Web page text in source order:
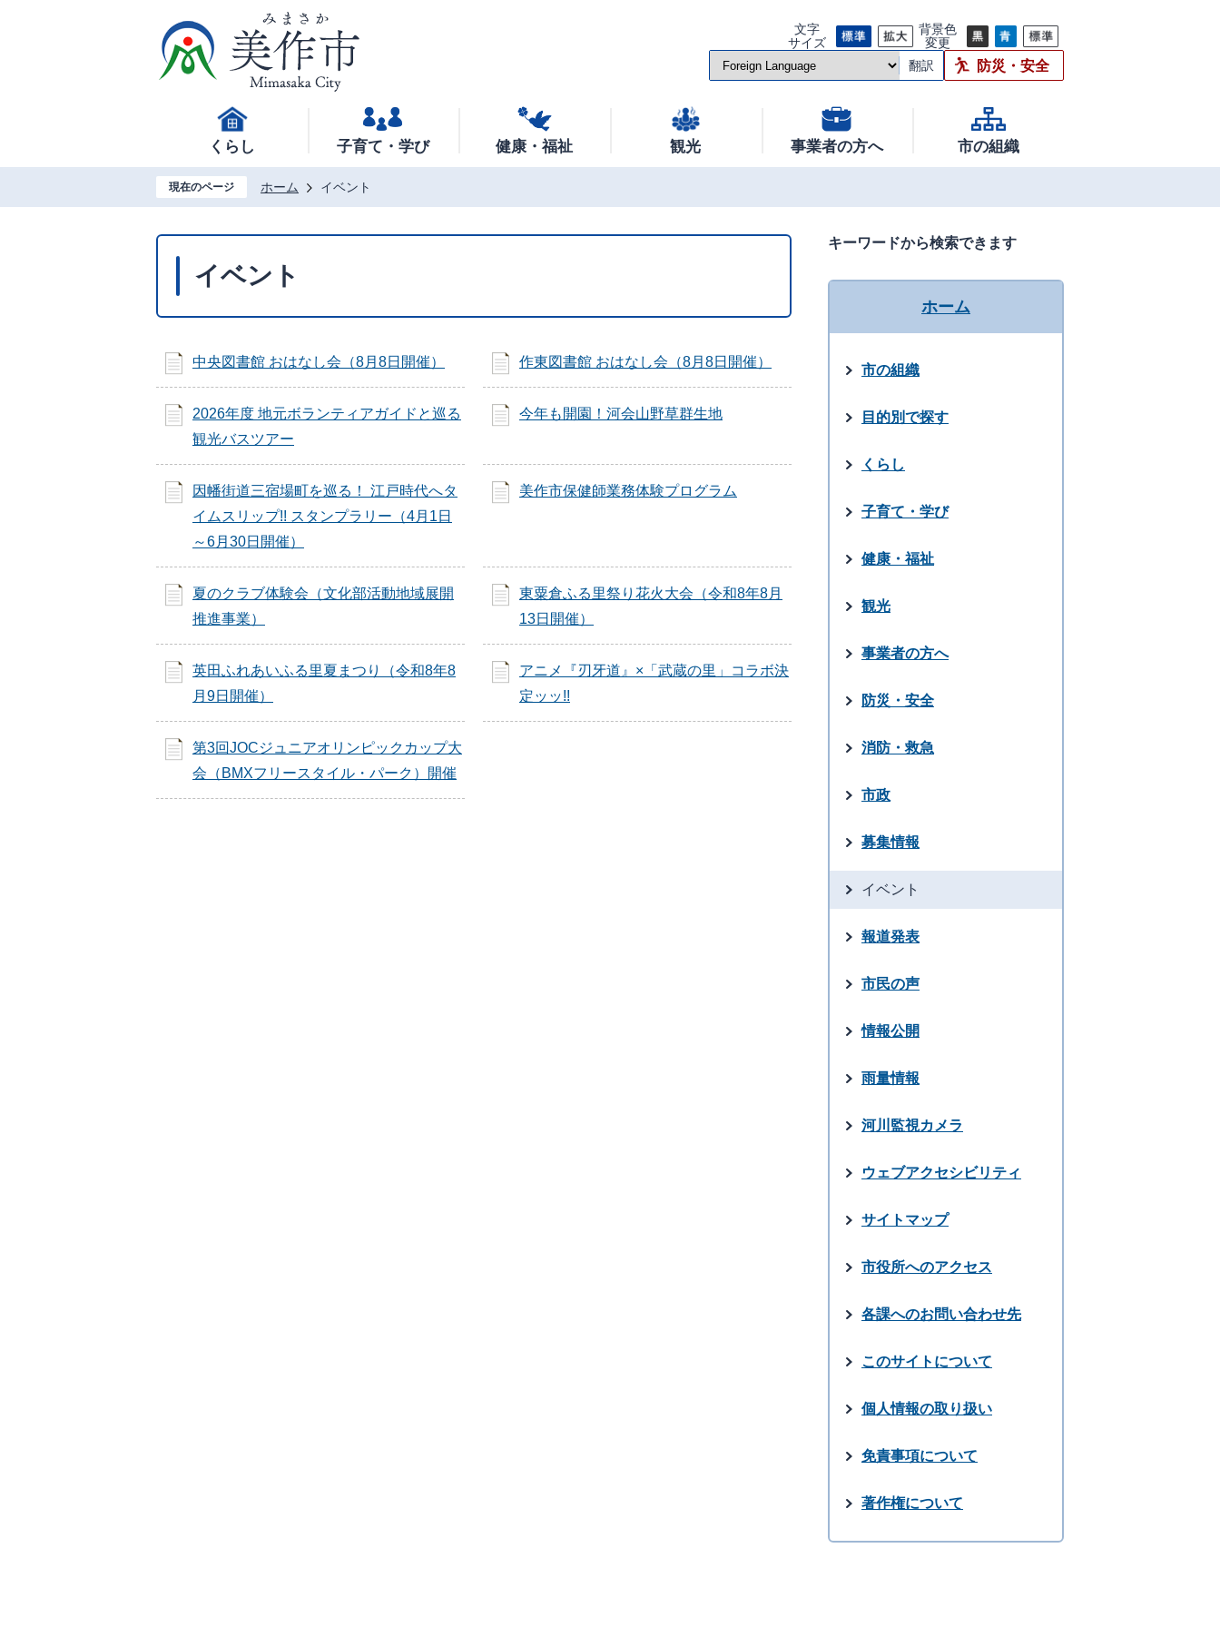
文字
サイズ
背景色
変更
翻訳
防災・安全
くらし 子育て・学び 健康・福祉 観光 事業者の方へ 市の組織
現在のページ ホーム イベント
イベント
中央図書館 おはなし会（8月8日開催） 作東図書館 おはなし会（8月8日開催）
2026年度 地元ボランティアガイドと巡る
観光バスツアー
今年も開園！河会山野草群生地
因幡街道三宿場町を巡る！ 江戸時代へタ
イムスリップ!! スタンプラリー（4月1日
～6月30日開催）
美作市保健師業務体験プログラム
夏のクラブ体験会（文化部活動地域展開
推進事業）
東粟倉ふる里祭り花火大会（令和8年8月
13日開催）
英田ふれあいふる里夏まつり（令和8年8
月9日開催）
アニメ『刃牙道』×「武蔵の里」コラボ決
定ッッ!!
第3回JOCジュニアオリンピックカップ大
会（BMXフリースタイル・パーク）開催
キーワードから検索できます
ホーム
市の組織
目的別で探す
くらし
子育て・学び
健康・福祉
観光
事業者の方へ
防災・安全
消防・救急
市政
募集情報
イベント
報道発表
市民の声
情報公開
雨量情報
河川監視カメラ
ウェブアクセシビリティ
サイトマップ
市役所へのアクセス
各課へのお問い合わせ先
このサイトについて
個人情報の取り扱い
免責事項について
著作権について